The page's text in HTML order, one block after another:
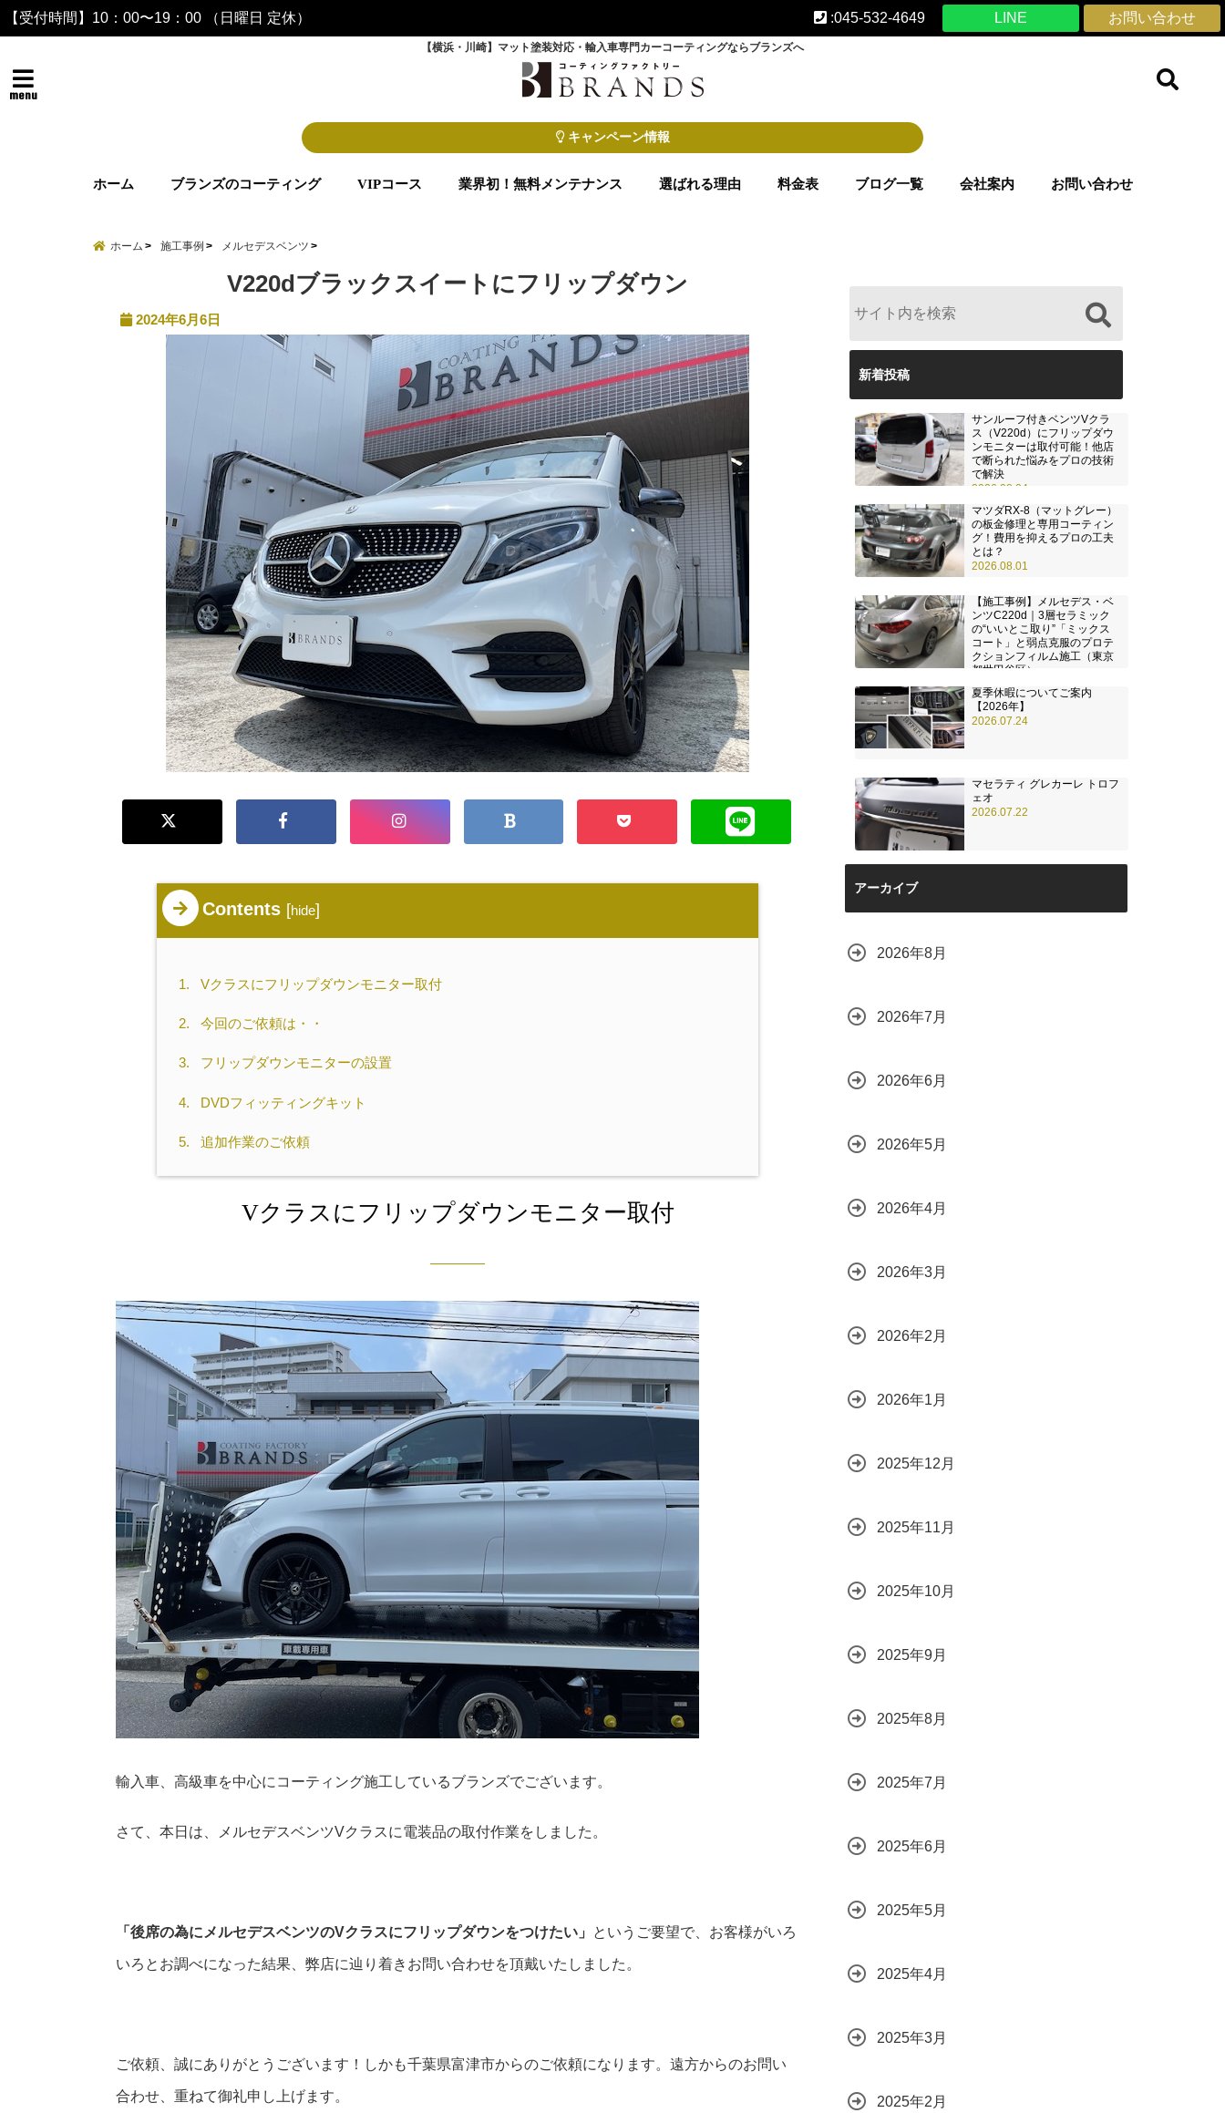
【受付時間】10：00〜19：00 （日曜日 定休） お問い合わせ
LINE
:045-532-4649
【横浜・川崎】マット塗装対応・輸入車専門カーコーティングならブランズへ
menu
キャンペーン情報
ホーム ブランズのコーティング VIPコース 業界初！無料メンテナンス 選ばれる理由 料金表 ブログ一覧 会社案内 お問い合わせ
ホーム 施工事例 メルセデスベンツ
V220dブラックスイートにフリップダウン
2024年6月6日
Contents [hide]
1. Vクラスにフリップダウンモニター取付
2. 今回のご依頼は・・
3. フリップダウンモニターの設置
4. DVDフィッティングキット
5. 追加作業のご依頼
Vクラスにフリップダウンモニター取付
輸入車、高級車を中心にコーティング施工しているブランズでございます。
さて、本日は、メルセデスベンツVクラスに電装品の取付作業をしました。
「後席の為にメルセデスベンツのVクラスにフリップダウンをつけたい」 というご要望で、お客様がいろ
いろとお調べになった結果、弊店に辿り着きお問い合わせを頂戴いたしました。
ご依頼、誠にありがとうございます！しかも千葉県富津市からのご依頼になります。遠方からのお問い
合わせ、重ねて御礼申し上げます。
新着投稿
サンルーフ付きベンツVクラ
ス（V220d）にフリップダウ
ンモニターは取付可能！他店
で断られた悩みをプロの技術
で解決
2026.08.04
マツダRX-8（マットグレー）
の板金修理と専用コーティン
グ！費用を抑えるプロの工夫
とは？
2026.08.01
【施工事例】メルセデス・ベ
ンツC220d｜3層セラミック
の“いいとこ取り”「ミックス
コート」と弱点克服のプロテ
クションフィルム施工（東京
都世田谷区）
夏季休暇についてご案内
【2026年】
2026.07.24
マセラティ グレカーレ トロフ
ェオ
2026.07.22
アーカイブ
2026年8月
2026年7月
2026年6月
2026年5月
2026年4月
2026年3月
2026年2月
2026年1月
2025年12月
2025年11月
2025年10月
2025年9月
2025年8月
2025年7月
2025年6月
2025年5月
2025年4月
2025年3月
2025年2月